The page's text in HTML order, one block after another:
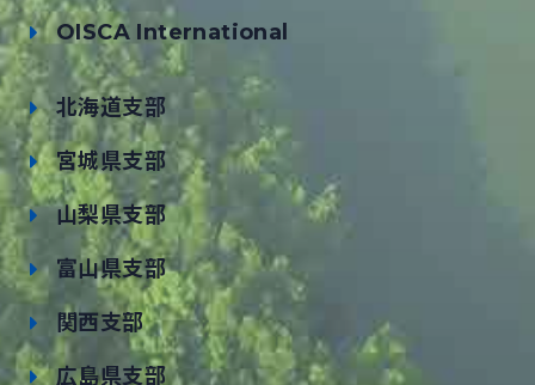
OISCA International
北海道支部
宮城県支部
山梨県支部
富山県支部
関西支部
広島県支部